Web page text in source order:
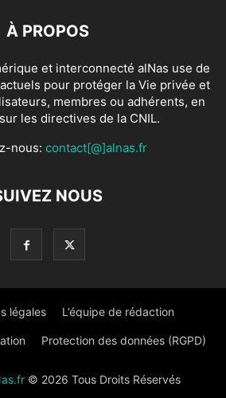
À PROPOS
et interconnecté alNas use de
pour protéger la Vie privée et
membres ou adhérents, en
les directives de la CNIL.
nous: contact[@]alnas.fr
NOUS
légales L’équipe de rédaction
Protection des données (RGPD)
© 2026 Tous Droits Réservés